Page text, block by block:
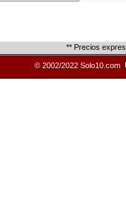
** Precios
© 2002/2022 Solo10.com